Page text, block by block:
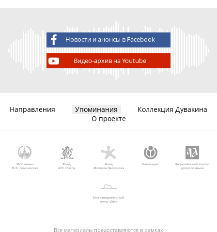
Новости и анонсы в Facebook
Видео-архив на Youtube
Направления Упоминания
Коллекция Дувакина
О проекте
МГУ имени
М.В. Ломоносова
Фонд
AVC Charity
Фонд
Михаила Прохорова
Викимедиа
Национальный корпус
русского языка
Благотворительный
фонд «Дар»
Все материалы предоставляются в рамках